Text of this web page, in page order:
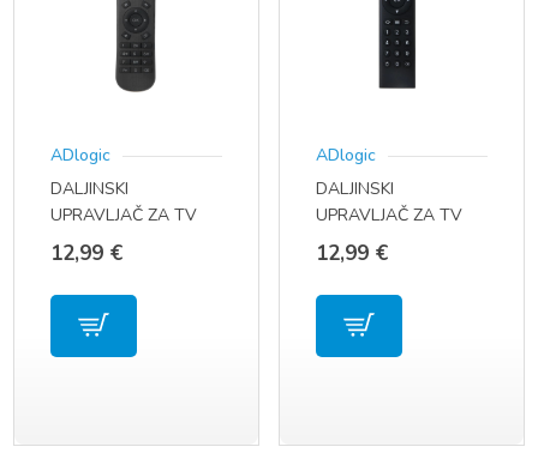
ADlogic
DALJINSKI
UPRAVLJAČ ZA TV
BOX A95X F3 AIR F2
F4 R3 R5
12,99 €
ADlogic
DALJINSKI
UPRAVLJAČ ZA TV
BOX TANIX
12,99 €